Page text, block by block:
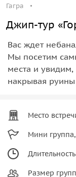
Гагра
Джип-тур
Вас ждет
Мы посетим
места и увидим,
накрывая
Место
Мини
Размер